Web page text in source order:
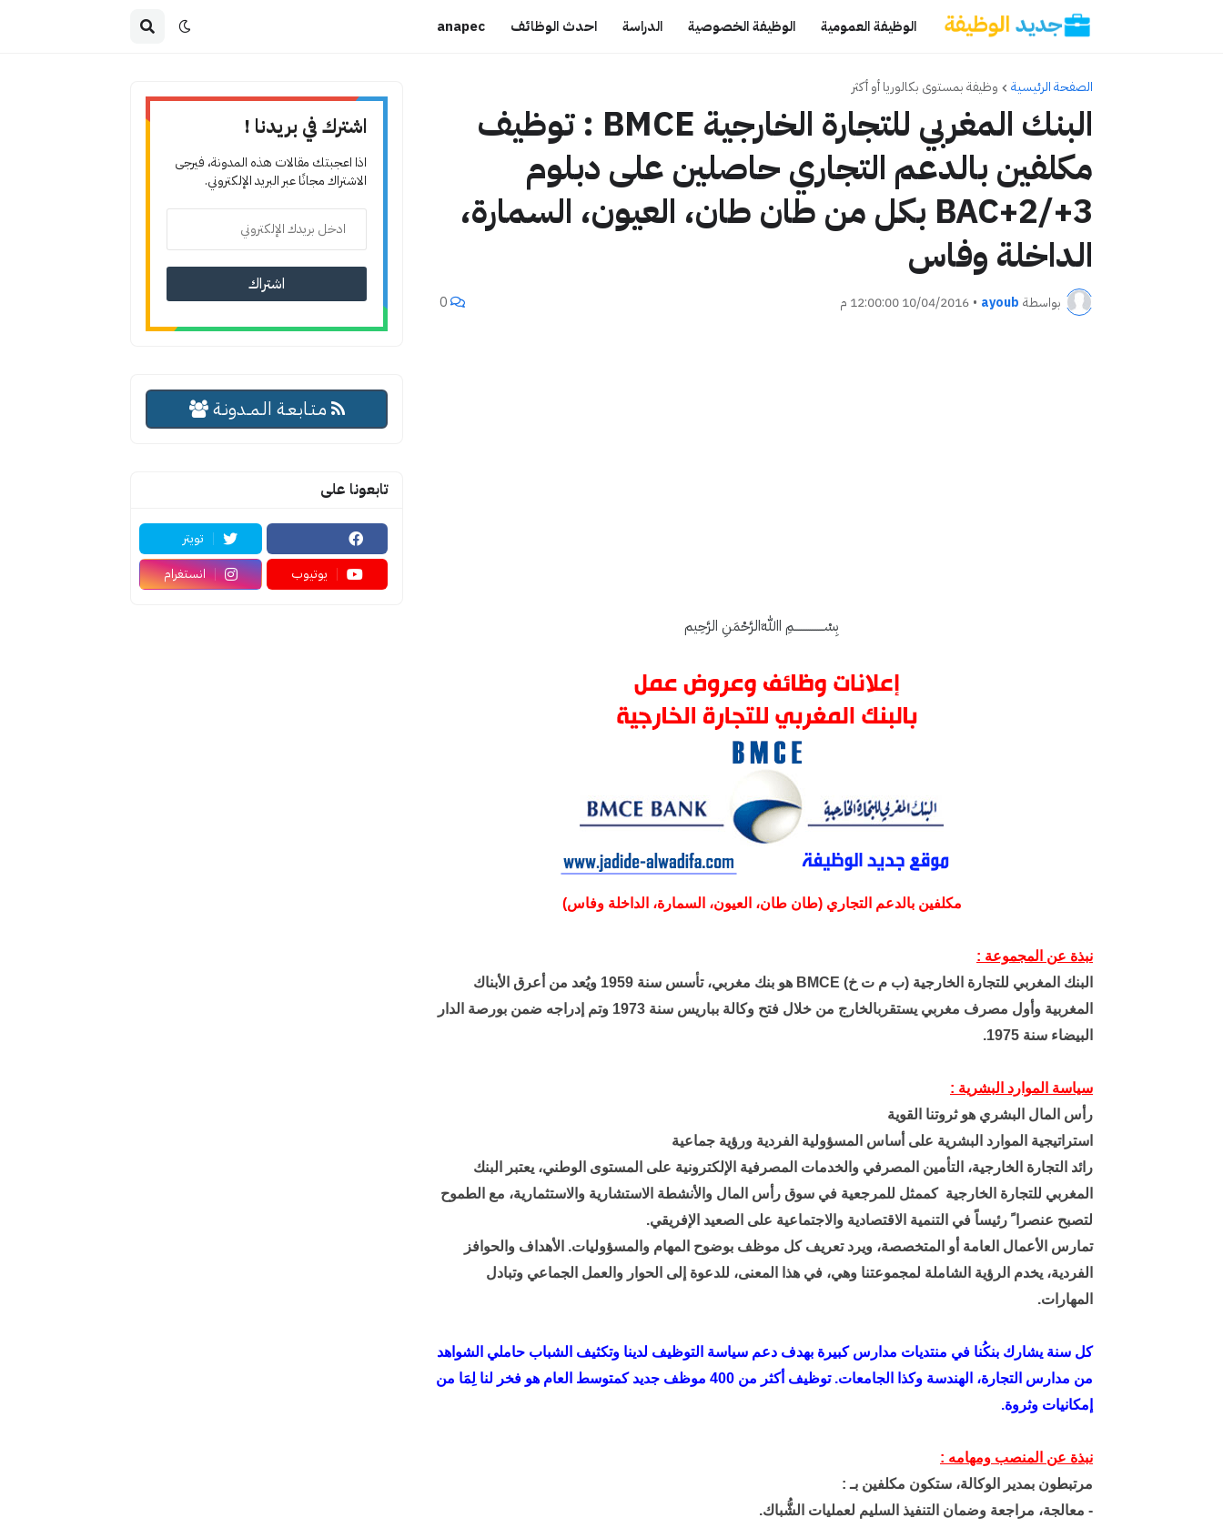
الوظيفة العمومية الوظيفة الخصوصية الدراسة احدث الوظائف anapec
الصفحة الرئيسية وظيفة بمستوى بكالوريا أو أكثر
البنك المغربي للتجارة الخارجية BMCE : توظيف
مكلفين بالدعم التجاري حاصلين على دبلوم
BAC+2/+3 بكل من طان طان، العيون، السمارة،
الداخلة وفاس
بواسطة ayoub
• 10/04/2016 12:00:00 م 0
بِسْــــــــــــــــمِ اﷲِالرَّحْمَنِ الرَّحِيم
مكلفين بالدعم التجاري (طان طان، العيون، السمارة، الداخلة وفاس)
نبذة عن المجموعة :
البنك المغربي للتجارة الخارجية (ب م ت خ) BMCE هو بنك مغربي، تأسس سنة 1959 ويُعد من أعرق الأبناك
المغربية وأول مصرف مغربي يستقربالخارج من خلال فتح وكالة بباريس سنة 1973 وتم إدراجه ضمن بورصة الدار
البيضاء سنة 1975.
سياسة الموارد البشرية :
رأس المال البشري هو ثروتنا القوية
استراتيجية الموارد البشرية على أساس المسؤولية الفردية ورؤية جماعية
رائد التجارة الخارجية، التأمين المصرفي والخدمات المصرفية الإلكترونية على المستوى الوطني، يعتبر البنك
المغربي للتجارة الخارجية كممثل للمرجعية في سوق رأس المال والأنشطة الاستشارية والاستثمارية، مع الطموح
لتصبح عنصرا ً رئيساً في التنمية الاقتصادية والاجتماعية على الصعيد الإفريقي.
تمارس الأعمال العامة أو المتخصصة، ويرد تعريف كل موظف بوضوح المهام والمسؤوليات. الأهداف والحوافز
الفردية، يخدم الرؤية الشاملة لمجموعتنا وهي، في هذا المعنى، للدعوة إلى الحوار والعمل الجماعي وتبادل
المهارات.
كل سنة يشارك بنكُنا في منتديات مدارس كبيرة بهدف دعم سياسة التوظيف لدينا وتكثيف الشباب حاملي الشواهد
من مدارس التجارة، الهندسة وكذا الجامعات. توظيف أكثر من 400 موظف جديد كمتوسط العام هو فخر لنا لِمَا من
إمكانيات وثروة.
نبذة عن المنصب ومهامه :
مرتبطون بمدير الوكالة، ستكون مكلفين بـ :
- معالجة، مراجعة وضمان التنفيذ السليم لعمليات الشُّباك.
اشترك في بريدنا !
اذا اعجبتك مقالات هذه المدونة، فيرجى
الاشتراك مجانًا عبر البريد الإلكتروني.
مـتـابـعـة الـمــدونـة
تابعونا على
تويتر
يوتيوب
انستغرام